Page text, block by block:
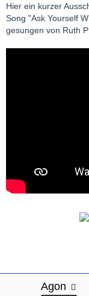
Hier ein kurzer
Song "Ask Yourself
gesungen von Ruth
Agon